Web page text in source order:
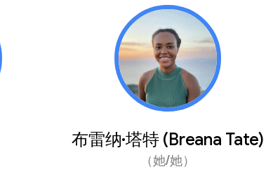
布雷纳·塔特 (Breana Tate)
（她/她）